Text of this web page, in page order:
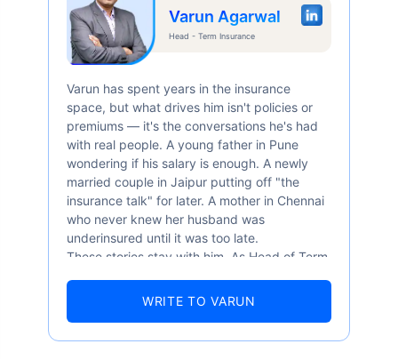
Varun Agarwal
Head - Term Insurance
Varun has spent years in the insurance
space, but what drives him isn't policies or
premiums — it's the conversations he's had
with real people. A young father in Pune
wondering if his salary is enough. A newly
married couple in Jaipur putting off "the
insurance talk" for later. A mother in Chennai
who never knew her husband was
underinsured until it was too late.
These stories stay with him. As Head of Term
numbers well — 52.4% of Indians are aware
WRITE TO VARUN